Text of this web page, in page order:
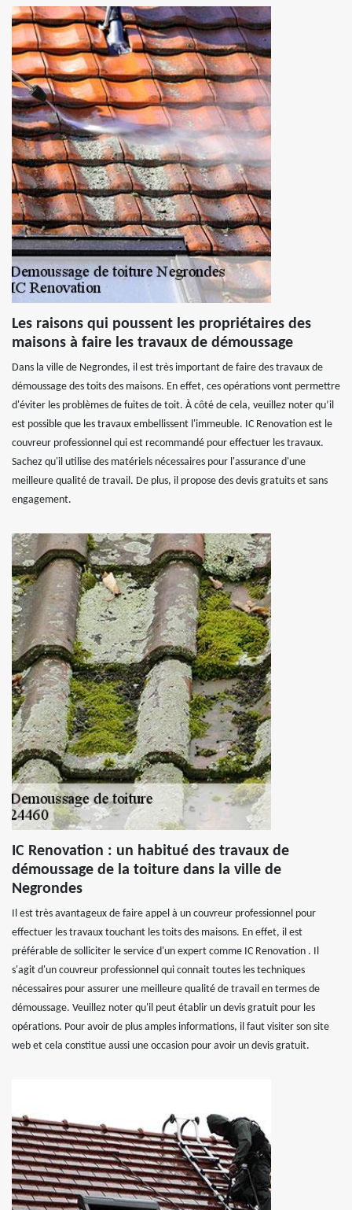
Les raisons qui poussent les propriétaires des
maisons à faire les travaux de démoussage
Dans la ville de Negrondes, il est très important de faire des travaux de
démoussage des toits des maisons. En effet, ces opérations vont permettre
d'éviter les problèmes de fuites de toit. À côté de cela, veuillez noter qu’il
est possible que les travaux embellissent l'immeuble. IC Renovation est le
couvreur professionnel qui est recommandé pour effectuer les travaux.
Sachez qu'il utilise des matériels nécessaires pour l'assurance d'une
meilleure qualité de travail. De plus, il propose des devis gratuits et sans
engagement.
IC Renovation : un habitué des travaux de
démoussage de la toiture dans la ville de
Negrondes
Il est très avantageux de faire appel à un couvreur professionnel pour
effectuer les travaux touchant les toits des maisons. En effet, il est
préférable de solliciter le service d'un expert comme IC Renovation . Il
s'agit d'un couvreur professionnel qui connait toutes les techniques
nécessaires pour assurer une meilleure qualité de travail en termes de
démoussage. Veuillez noter qu'il peut établir un devis gratuit pour les
opérations. Pour avoir de plus amples informations, il faut visiter son site
web et cela constitue aussi une occasion pour avoir un devis gratuit.